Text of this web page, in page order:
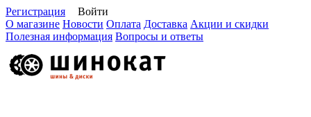
Регистрация
Войти
О магазине Новости Оплата Доставка Акции и скидки
Полезная информация Вопросы и ответы